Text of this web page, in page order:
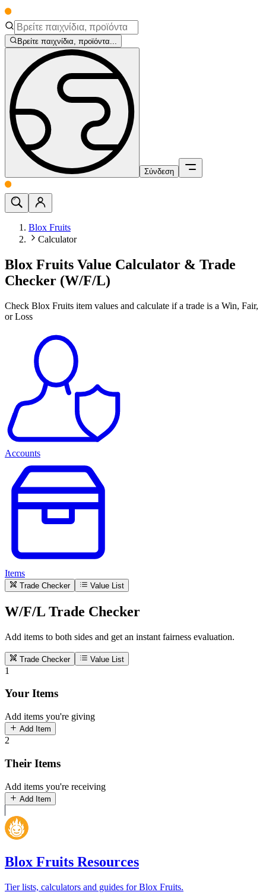
Βρείτε παιχνίδια, προϊόντα...
Σύνδεση
Blox Fruits
Calculator
Blox Fruits Value Calculator & Trade
Checker (W/F/L)
Check Blox Fruits item values and calculate if a trade is a Win, Fair,
or Loss
Accounts
Items
Trade Checker Value List
W/F/L Trade Checker
Add items to both sides and get an instant fairness evaluation.
Trade Checker Value List
1
Your Items
Add items you're giving
Add Item
2
Their Items
Add items you're receiving
Add Item
Blox Fruits Resources
Tier lists, calculators and guides for Blox Fruits.